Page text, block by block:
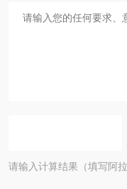
请输入计算结果（填写阿